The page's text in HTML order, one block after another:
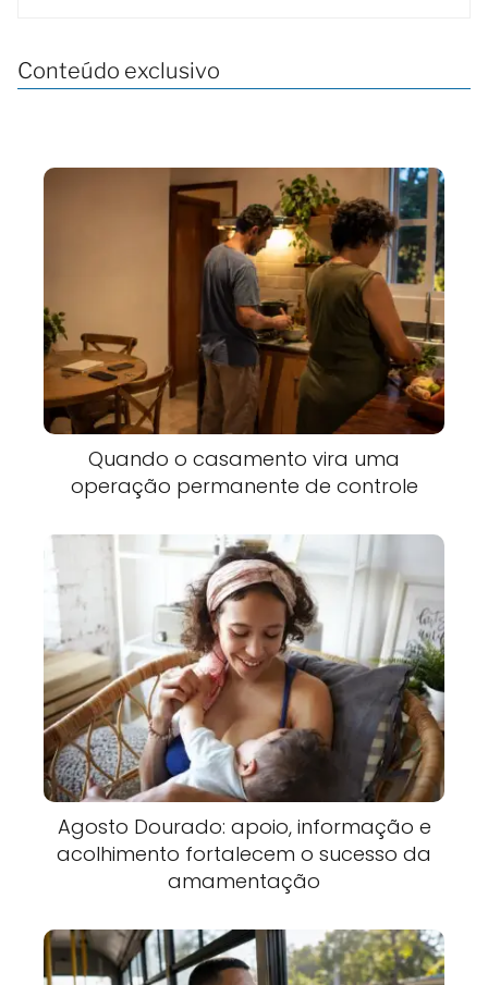
Conteúdo exclusivo
Quando o casamento vira uma
operação permanente de controle
Agosto Dourado: apoio, informação e
acolhimento fortalecem o sucesso da
amamentação